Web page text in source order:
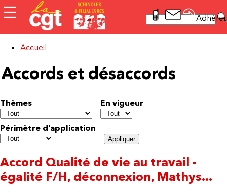
Aller au contenu principal
☰
Formulaire
Rechercher Adhérer
Accueil
Accords et désaccords
Thèmes En vigueur
Périmètre d’application
Accord Qualité de vie au travail -
égalité F/H, déconnexion, Mathys...